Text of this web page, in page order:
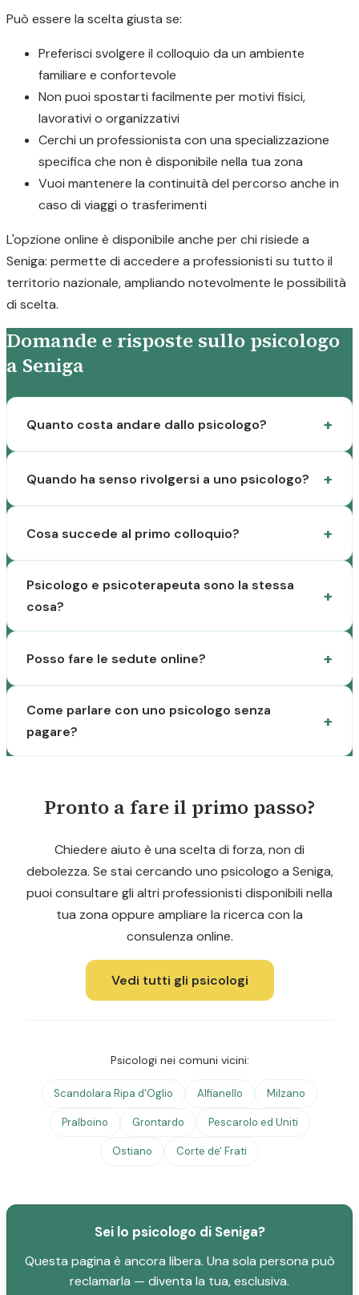
Può essere la scelta giusta se:
Preferisci svolgere il colloquio da un ambiente
familiare e confortevole
Non puoi spostarti facilmente per motivi fisici,
lavorativi o organizzativi
Cerchi un professionista con una specializzazione
specifica che non è disponibile nella tua zona
Vuoi mantenere la continuità del percorso anche in
caso di viaggi o trasferimenti
L'opzione online è disponibile anche per chi risiede a
Seniga: permette di accedere a professionisti su tutto il
territorio nazionale, ampliando notevolmente le possibilità
di scelta.
Domande e risposte sullo psicologo
a Seniga
Quanto costa andare dallo psicologo?
Quando ha senso rivolgersi a uno psicologo?
Cosa succede al primo colloquio?
Psicologo e psicoterapeuta sono la stessa
cosa?
Posso fare le sedute online?
Come parlare con uno psicologo senza
pagare?
Pronto a fare il primo passo?
Chiedere aiuto è una scelta di forza, non di
debolezza. Se stai cercando uno psicologo a Seniga,
puoi consultare gli altri professionisti disponibili nella
tua zona oppure ampliare la ricerca con la
consulenza online.
Vedi tutti gli psicologi
Psicologi nei comuni vicini:
Scandolara Ripa d'Oglio Alfianello Milzano
Pralboino Grontardo Pescarolo ed Uniti
Ostiano Corte de' Frati
Sei lo psicologo di Seniga?
Questa pagina è ancora libera. Una sola persona può
reclamarla — diventa la tua, esclusiva.